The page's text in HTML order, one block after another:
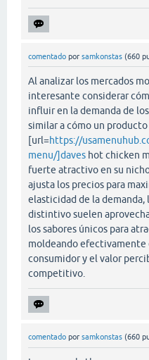
comentado por samkonstas (660
Al analizar los mercados
interesante considerar
influir en la demanda de
similar a cómo un
[url=https://
menu/]daves hot chicken
fuerte atractivo en su
ajusta los precios para
elasticidad de la
distintivo suelen
los sabores únicos para
moldeando
consumidor y el valor
competitivo.
comentado por samkonstas (660